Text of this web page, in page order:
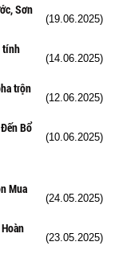
Sơn
(19.06.2025)
tính
(14.06.2025)
trộn
(12.06.2025)
Bổ
(10.06.2025)
Mua
(24.05.2025)
(23.05.2025)